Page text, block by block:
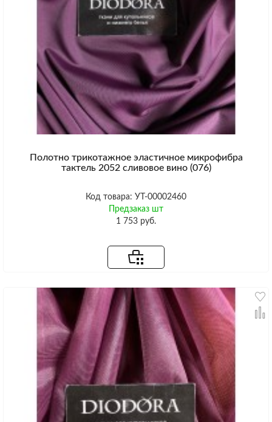
Полотно трикотажное эластичное микрофибра
тактель 2052 сливовое вино (076)
Код товара: УТ-00002460
Предзаказ шт
1 753 руб.